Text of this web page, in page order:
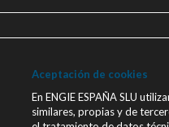
Política
Aceptación de cookies
En ENGIE ESPAÑA SLU
similares, propias y de